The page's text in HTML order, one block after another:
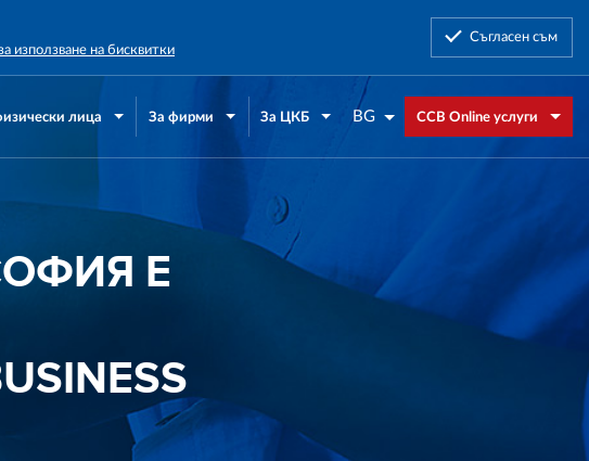
използване на бисквитки
Съгласен съм
лица За фирми За ЦКБ BG CCB Online услуги
Е